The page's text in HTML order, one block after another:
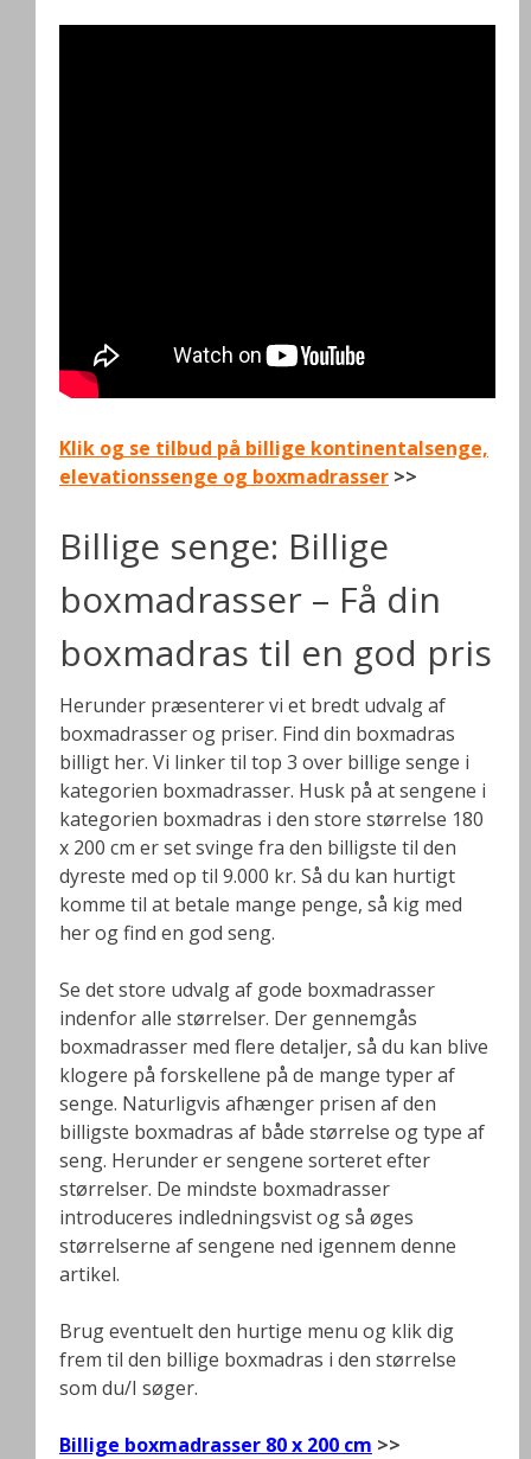
Klik og se tilbud på billige kontinentalsenge,
elevationssenge og boxmadrasser >>
Billige senge: Billige
boxmadrasser – Få din
boxmadras til en god pris
Herunder præsenterer vi et bredt udvalg af
boxmadrasser og priser. Find din boxmadras
billigt her. Vi linker til top 3 over billige senge i
kategorien boxmadrasser. Husk på at sengene i
kategorien boxmadras i den store størrelse 180
x 200 cm er set svinge fra den billigste til den
dyreste med op til 9.000 kr. Så du kan hurtigt
komme til at betale mange penge, så kig med
her og find en god seng.
Se det store udvalg af gode boxmadrasser
indenfor alle størrelser. Der gennemgås
boxmadrasser med flere detaljer, så du kan blive
klogere på forskellene på de mange typer af
senge. Naturligvis afhænger prisen af den
billigste boxmadras af både størrelse og type af
seng. Herunder er sengene sorteret efter
størrelser. De mindste boxmadrasser
introduceres indledningsvist og så øges
størrelserne af sengene ned igennem denne
artikel.
Brug eventuelt den hurtige menu og klik dig
frem til den billige boxmadras i den størrelse
som du/I søger.
Billige boxmadrasser 80 x 200 cm >>